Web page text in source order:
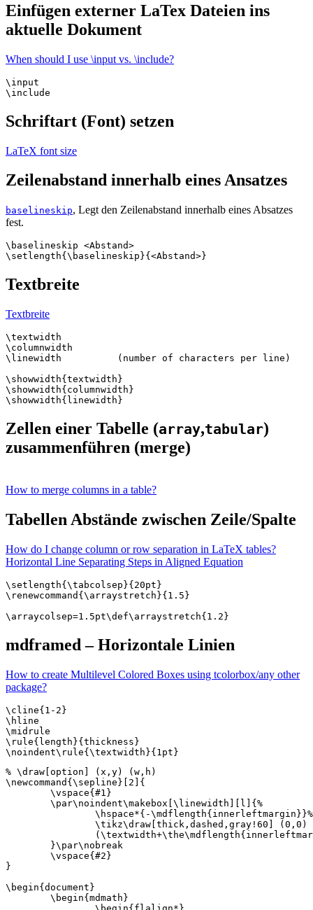
Einfügen externer LaTex Dateien ins
aktuelle Dokument
When should I use \input vs. \include?
\input
Schriftart (Font) setzen
LaTeX font size
Zeilenabstand innerhalb eines Ansatzes
baselineskip, Legt den Zeilenabstand innerhalb eines Absatzes
fest.
\baselineskip <Abstand>
Textbreite
Textbreite
\textwidth
\columnwidth
\linewidth          (number of characters per line)
\showwidth{textwidth}
\showwidth{columnwidth}
Zellen einer Tabelle (array,tabular)
zusammenführen (merge)
How to merge columns in a table?
Tabellen Abstände zwischen Zeile/Spalte
How do I change column or row separation in LaTeX tables?
Horizontal Line Separating Steps in Aligned Equation
\setlength{\tabcolsep}{20pt}
\renewcommand{\arraystretch}{1.5}
mdframed – Horizontale Linien
How to create Multilevel Colored Boxes using tcolorbox/any other
package?
\cline{1-2}
\hline
\midrule
\rule{length}{thickness}
% \draw[option] (x,y) (w,h)
\newcommand{\sepline}[2]{
}
\begin{document}